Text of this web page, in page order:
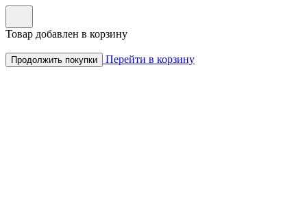
Товар добавлен в корзину
Продолжить покупки Перейти в корзину